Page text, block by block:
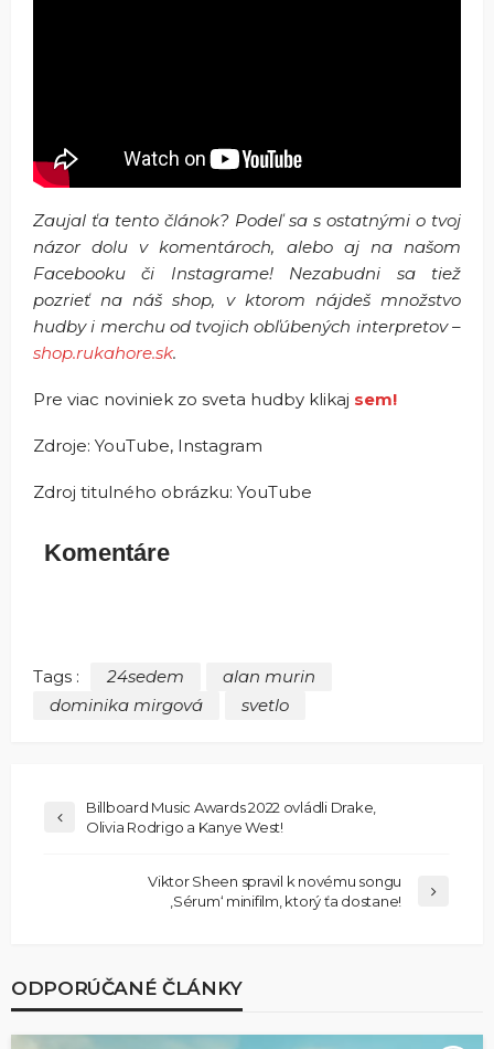
Zaujal ťa tento článok? Podeľ sa s ostatnými o tvoj
názor dolu v komentároch, alebo aj na našom
Facebooku či Instagrame! Nezabudni sa tiež
pozrieť na náš shop, v ktorom nájdeš množstvo
hudby i merchu od tvojich obľúbených interpretov –
shop.rukahore.sk.
Pre viac noviniek zo sveta hudby klikaj sem!
Zdroje: YouTube, Instagram
Zdroj titulného obrázku: YouTube
Komentáre
Tags : 24sedem
alan murin
dominika mirgová
svetlo
Billboard Music Awards 2022 ovládli Drake,
Olivia Rodrigo a Kanye West!
Viktor Sheen spravil k novému songu
‚Sérum‘ minifilm, ktorý ťa dostane!
ODPORÚČANÉ ČLÁNKY